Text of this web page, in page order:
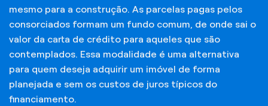
mesmo para a construção. As parcelas pagas pelos
consorciados formam um fundo comum, de onde sai o
valor da carta de crédito para aqueles que são
contemplados. Essa modalidade é uma alternativa
para quem deseja adquirir um imóvel de forma
planejada e sem os custos de juros típicos do
financiamento.